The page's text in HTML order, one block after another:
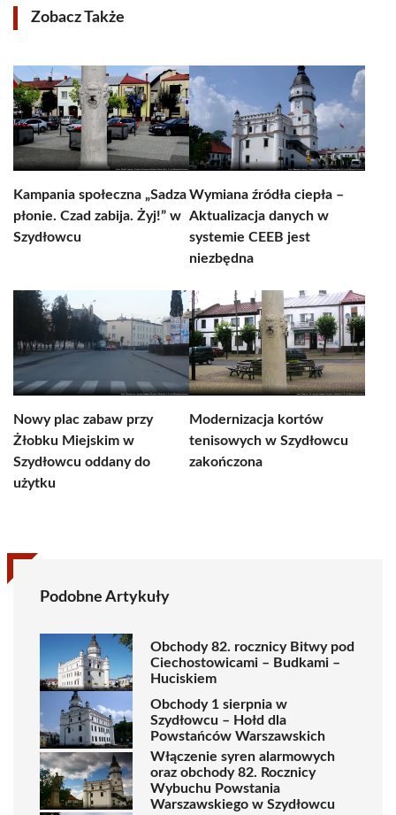
Zobacz Także
Kampania społeczna „Sadza
płonie. Czad zabija. Żyj!” w
Szydłowcu
Wymiana źródła ciepła –
Aktualizacja danych w
systemie CEEB jest
niezbędna
Nowy plac zabaw przy
Żłobku Miejskim w
Szydłowcu oddany do
użytku
Modernizacja kortów
tenisowych w Szydłowcu
zakończona
Podobne Artykuły
Obchody 82. rocznicy Bitwy pod
Ciechostowicami – Budkami –
Huciskiem
Obchody 1 sierpnia w
Szydłowcu – Hołd dla
Powstańców Warszawskich
Włączenie syren alarmowych
oraz obchody 82. Rocznicy
Wybuchu Powstania
Warszawskiego w Szydłowcu